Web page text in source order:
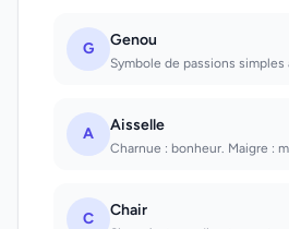
G Genou
A Aisselle
C Chair